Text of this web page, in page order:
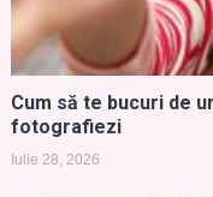
Cum să te bucuri de
fotografiezi
Iulie 28, 2026